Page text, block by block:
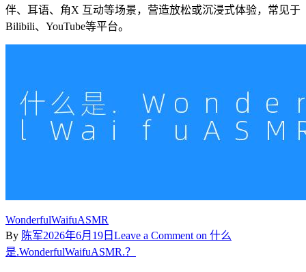
伴、耳语、角X 互动等场景，营造放松或沉浸式体验，常见于
Bilibili、YouTube等平台。
WonderfulWaifuASMR
By 陈军2026年6月19日 Leave a Comment on 什么
是.WonderfulWaifuASMR.？